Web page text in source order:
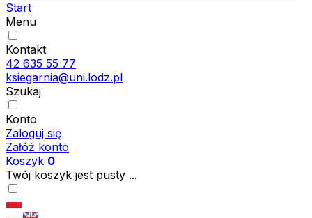
Start
Menu
Kontakt
42 635 55 77
ksiegarnia@uni.lodz.pl
Szukaj
Konto
Zaloguj się
Załóż konto
Koszyk 0
Twój koszyk jest pusty ...